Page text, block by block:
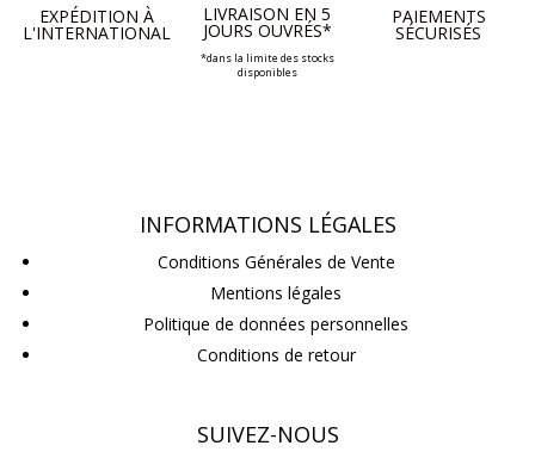
EXPÉDITION À
L'INTERNATIONAL
LIVRAISON EN 5
JOURS OUVRÉS*
*dans la limite des stocks
disponibles
PAIEMENTS
SÉCURISÉS
INFORMATIONS LÉGALES
Conditions Générales de Vente
Mentions légales
Politique de données personnelles
Conditions de retour
SUIVEZ-NOUS